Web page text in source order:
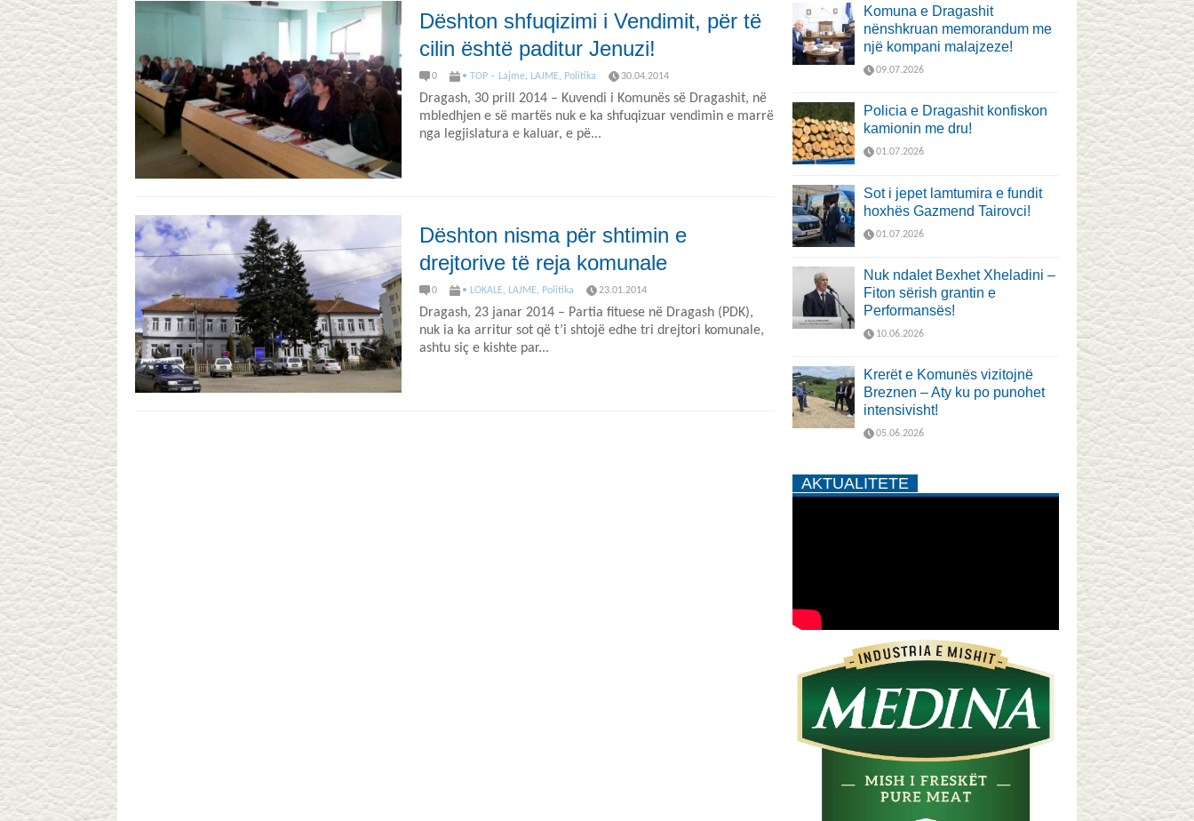
Dështon shfuqizimi i Vendimit, për të
cilin është paditur Jenuzi!
0 • TOP – Lajme, LAJME, Politika 30.04.2014
Dragash, 30 prill 2014 – Kuvendi i Komunës së Dragashit, në
mbledhjen e së martës nuk e ka shfuqizuar vendimin e marrë
nga legjislatura e kaluar, e pë...
Dështon nisma për shtimin e
drejtorive të reja komunale
0 • LOKALE, LAJME, Politika 23.01.2014
Dragash, 23 janar 2014 – Partia fituese në Dragash (PDK),
nuk ia ka arritur sot që t’i shtojë edhe tri drejtori komunale,
ashtu siç e kishte par...
Komuna e Dragashit
nënshkruan memorandum me
një kompani malajzeze!
09.07.2026
Policia e Dragashit konfiskon
kamionin me dru!
01.07.2026
Sot i jepet lamtumira e fundit
hoxhës Gazmend Tairovci!
01.07.2026
Nuk ndalet Bexhet Xheladini –
Fiton sërish grantin e
Performansës!
10.06.2026
Krerët e Komunës vizitojnë
Breznen – Aty ku po punohet
intensivisht!
05.06.2026
AKTUALITETE